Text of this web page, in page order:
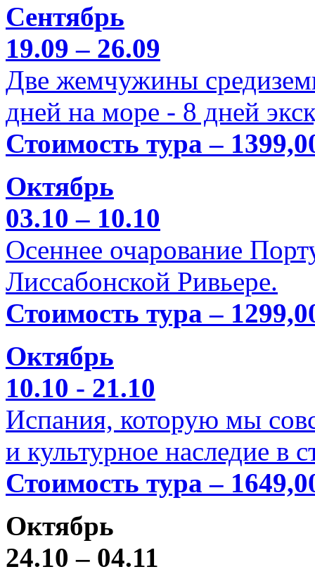
Сентябрь
19.09 – 26.09
Две жемчужины
дней на море - 8 дней
Стоимость тура –
Октябрь
03.10 – 10.10
Осеннее очарование
Лиссабонской Ривьере.
Стоимость тура –
Октябрь
10.10 - 21.10
Испания, которую мы
и культурное наследие в
Стоимость тура –
Октябрь
24.10 – 04.11